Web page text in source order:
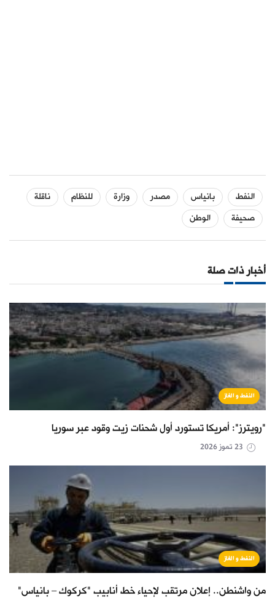
النفط بانياس مصدر وزارة للنظام
ناقلة
صحيفة
الوطن
أخبار ذات صلة
النفط و الغاز
"رويترز": أمريكا تستورد أول شحنات زيت وقود عبر سوريا
النفط و الغاز
من واشنطن.. إعلان مرتقب لإحياء خط أنابيب "كركوك – بانياس"